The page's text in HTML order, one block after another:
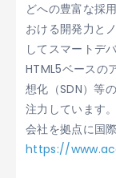
どへの豊富な採
おける開発力と
してスマートデ
HTML5ベースの
想化（SDN）等
注力しています
会社を拠点に国
https://